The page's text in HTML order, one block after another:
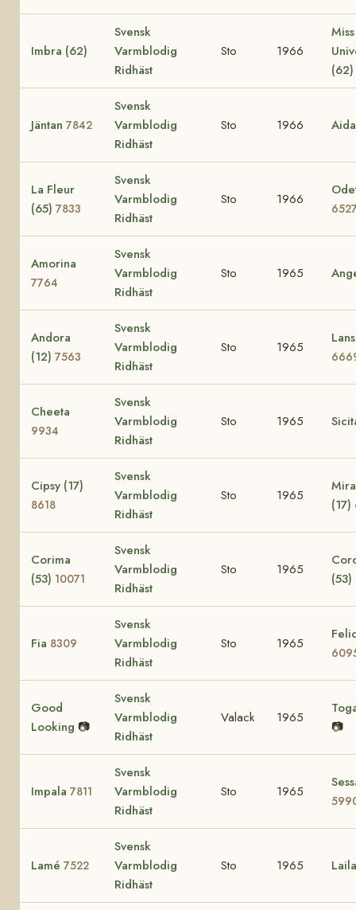
Imbra (62)
Svensk
Varmblodig
Ridhäst
Sto 1966
Miss
(62)
Jäntan 7842
Svensk
Varmblodig
Ridhäst
Sto 1966
La Fleur
(65) 7833
Svensk
Varmblodig
Ridhäst
Sto 1966
Amorina
7764
Svensk
Varmblodig
Ridhäst
Sto 1965
Andora
(12) 7563
Svensk
Varmblodig
Ridhäst
Sto 1965
Cheeta
9934
Svensk
Varmblodig
Ridhäst
Sto 1965
Cipsy (17)
8618
Svensk
Varmblodig
Ridhäst
Sto 1965
(17)
Corima
(53) 10071
Svensk
Varmblodig
Ridhäst
Sto 1965
(53)
Fia 8309
Svensk
Varmblodig
Ridhäst
Sto 1965
Good
Looking 📷
Svensk
Varmblodig
Ridhäst
Valack 1965
📷
Impala 7811
Svensk
Varmblodig
Ridhäst
Sto 1965
Lamé 7522
Svensk
Varmblodig
Ridhäst
Sto 1965